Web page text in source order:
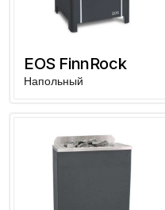
EOS FinnRock
Напольный